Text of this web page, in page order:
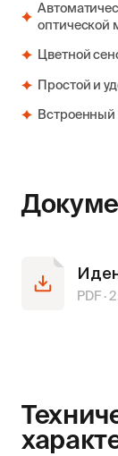
оптической
Цветной
Простой и
Встроенный
PDF ·